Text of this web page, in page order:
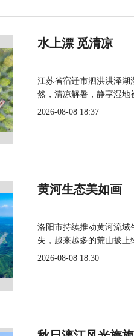
水上漂 觅清凉
江苏省宿迁市泗洪洪泽湖
然，清凉解暑，静享湿地
2026-08-08 18:37
黄河生态美如画
洛阳市持续推动黄河流域
失，越来越多的荒山披
2026-08-08 18:30